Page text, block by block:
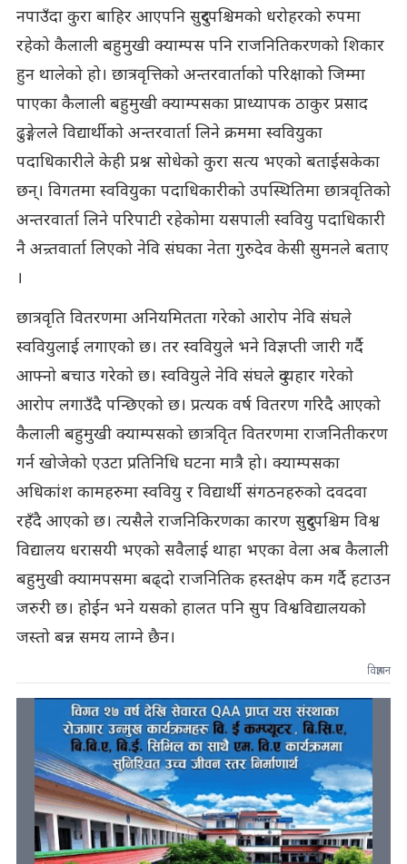
नपाउँदा कुरा बाहिर आएपनि सुदुरपश्चिमको धरोहरको रुपमा
रहेको कैलाली बहुमुखी क्याम्पस पनि राजनितिकरणको शिकार
हुन थालेको हो। छात्रवृत्तिको अन्तरवार्ताको परिक्षाको जिम्मा
पाएका कैलाली बहुमुखी क्याम्पसका प्राध्यापक ठाकुर प्रसाद
ढुङ्गेलले विद्यार्थीको अन्तरवार्ता लिने क्रममा स्ववियुका
पदाधिकारीले केही प्रश्न सोधेको कुरा सत्य भएको बताईसकेका
छन्। विगतमा स्ववियुका पदाधिकारीको उपस्थितिमा छात्रवृतिको
अन्तरवार्ता लिने परिपाटी रहेकोमा यसपाली स्ववियु पदाधिकारी
नै अन्र्तवार्ता लिएको नेवि संघका नेता गुरुदेव केसी सुमनले बताए
।
छात्रवृति वितरणमा अनियमितता गरेको आरोप नेवि संघले
स्ववियुलाई लगाएको छ। तर स्ववियुले भने विज्ञप्ती जारी गर्दै
आफ्नो बचाउ गरेको छ। स्ववियुले नेवि संघले दुव्यहार गरेको
आरोप लगाउँदै पन्छिएको छ। प्रत्यक वर्ष वितरण गरिदै आएको
कैलाली बहुमुखी क्याम्पसको छात्रवृित वितरणमा राजनितीकरण
गर्न खोजेको एउटा प्रतिनिधि घटना मात्रै हो। क्याम्पसका
अधिकांश कामहरुमा स्ववियु र विद्यार्थी संगठनहरुको दवदवा
रहँदै आएको छ। त्यसैले राजनिकिरणका कारण सुदुरपश्चिम विश्व
विद्यालय धरासयी भएको सवैलाई थाहा भएका वेला अब कैलाली
बहुमुखी क्यामपसमा बढ्दो राजनितिक हस्तक्षेप कम गर्दै हटाउन
जरुरी छ। होईन भने यसको हालत पनि सुप विश्वविद्यालयको
जस्तो बन्न समय लाग्ने छैन।
विज्ञापन